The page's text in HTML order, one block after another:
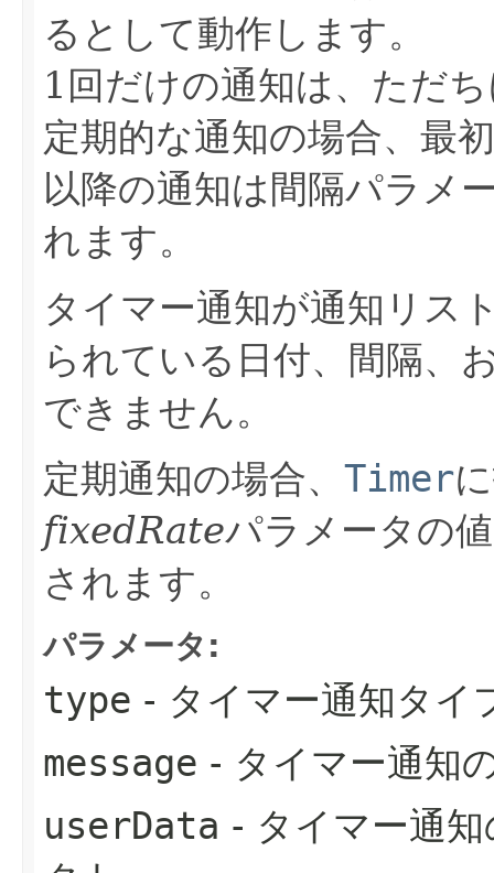
るとして動作します。
1回だけの通知は、ただ
定期的な通知の場合、最
以降の通知は間隔パラメ
れます。
タイマー通知が通知リス
られている日付、間隔、
できません。
定期通知の場合、 Timer
fixedRateパラメータの
されます。
パラメータ:
type - タイマー通知タイ
message - タイマー通知
userData - タイマー通